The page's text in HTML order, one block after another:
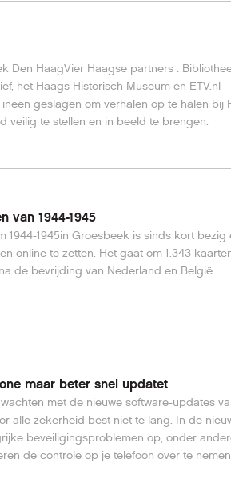
Den HaagVier Haagse partners :
het Haags Historisch Museum en ETV.nl
geslagen om verhalen op te halen bij
veilig te stellen en in beeld te brengen.
van 1944-1945
1944-1945in Groesbeek is sinds kort bezig
online te zetten. Het gaat om 1.343
de bevrijding van Nederland en België.
maar beter snel updatet
met de nieuwe software-updates
alle zekerheid best niet te lang. In de
beveiligingsproblemen op, onder
de controle op je telefoon over te